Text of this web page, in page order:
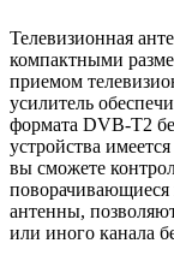
Телевизионная
компактными
приемом
усилитель
формата DVB-T2
устройства
вы сможете
поворачивающиеся
антенны,
или иного канала